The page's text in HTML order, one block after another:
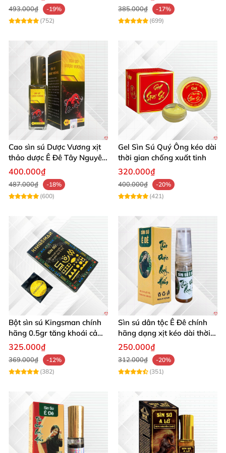
0.5g. Ngoài ra, chúng tôi còn nhiều loại chai xịt trị xts
chính hãng giá rẻ khác.
493.000₫
-19%
(752)
385.000₫
-17%
(699)
Cao sìn sú Dược Vương xịt
thảo dược Ê Đê Tây Nguyên
chuẩn chính hãng kích thích
400.000₫
487.000₫
-18%
(600)
Gel Sìn Sú Quý Ông kéo dài
thời gian chống xuất tinh
320.000₫
400.000₫
-20%
(421)
Bột sìn sú Kingsman chính
hãng 0.5gr tăng khoái cảm
kéo dài
325.000₫
369.000₫
-12%
(382)
Sìn sú dân tộc Ê Đê chính
hãng dạng xịt kéo dài thời
gian quan hệ chai nhỏ 5ml
250.000₫
312.000₫
-20%
(351)